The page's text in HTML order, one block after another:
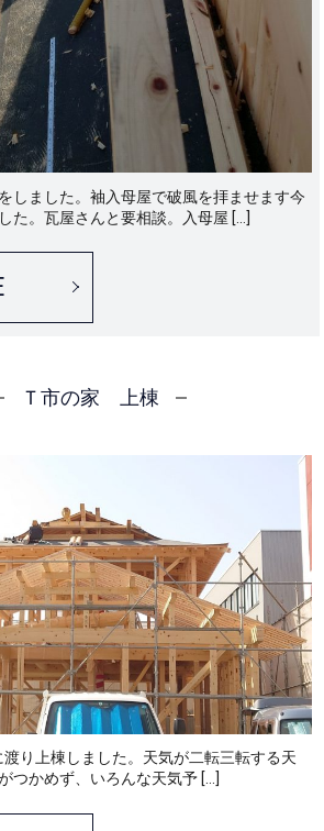
しました。袖入母屋で破風を拝ませます今
た。瓦屋さんと要相談。入母屋 […]
Ｔ市の家 上棟
り上棟しました。天気が二転三転する天
つかめず、いろんな天気予 […]